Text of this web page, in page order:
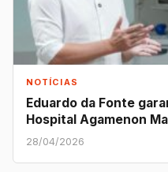
NOTÍCIAS
Eduardo da Fonte
Hospital Agamenon
28/04/2026